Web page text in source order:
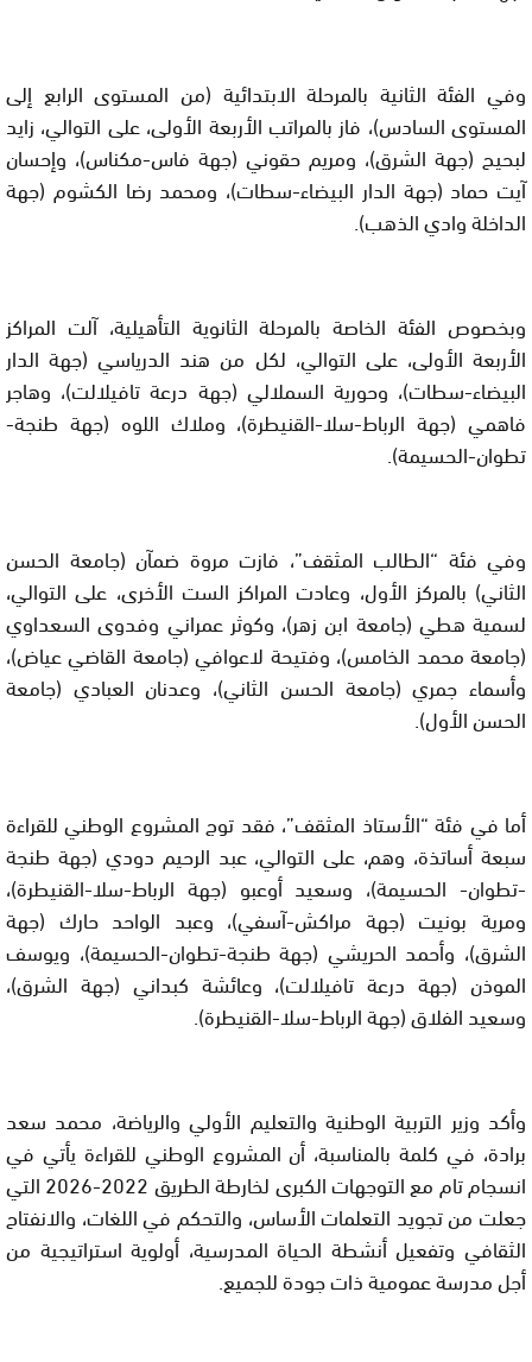
وفي الفئة الثانية بالمرحلة الابتدائية (من المستوى الرابع إلى
المستوى السادس)، فاز بالمراتب الأربعة الأولى، على التوالي، زايد
لبحيح (جهة الشرق)، ومريم حقوني (جهة فاس-مكناس)، وإحسان
آيت حماد (جهة الدار البيضاء-سطات)، ومحمد رضا الكشوم (جهة
الداخلة وادي الذهب).
وبخصوص الفئة الخاصة بالمرحلة الثانوية التأهيلية، آلت المراكز
الأربعة الأولى، على التوالي، لكل من هند الدرياسي (جهة الدار
البيضاء-سطات)، وحورية السملالي (جهة درعة تافيلالت)، وهاجر
فاهمي (جهة الرباط-سلا-القنيطرة)، وملاك اللوه (جهة طنجة-
تطوان-الحسيمة).
وفي فئة “الطالب المثقف”، فازت مروة ضمآن (جامعة الحسن
الثاني) بالمركز الأول، وعادت المراكز الست الأخرى، على التوالي،
لسمية هطي (جامعة ابن زهر)، وكوثر عمراني وفدوى السعداوي
(جامعة محمد الخامس)، وفتيحة لاعوافي (جامعة القاضي عياض)،
وأسماء جمري (جامعة الحسن الثاني)، وعدنان العبادي (جامعة
الحسن الأول).
أما في فئة “الأستاذ المثقف”، فقد توج المشروع الوطني للقراءة
سبعة أساتذة، وهم، على التوالي، عبد الرحيم دودي (جهة طنجة
-تطوان- الحسيمة)، وسعيد أوعبو (جهة الرباط-سلا-القنيطرة)،
ومرية بونيت (جهة مراكش-آسفي)، وعبد الواحد حارك (جهة
الشرق)، وأحمد الحريشي (جهة طنجة-تطوان-الحسيمة)، ويوسف
الموذن (جهة درعة تافيلالت)، وعائشة كبداني (جهة الشرق)،
وسعيد الفلاق (جهة الرباط-سلا-القنيطرة).
وأكد وزير التربية الوطنية والتعليم الأولي والرياضة، محمد سعد
برادة، في كلمة بالمناسبة، أن المشروع الوطني للقراءة يأتي في
انسجام تام مع التوجهات الكبرى لخارطة الطريق 2022-2026 التي
جعلت من تجويد التعلمات الأساس، والتحكم في اللغات، والانفتاح
الثقافي وتفعيل أنشطة الحياة المدرسية، أولوية استراتيجية من
أجل مدرسة عمومية ذات جودة للجميع.